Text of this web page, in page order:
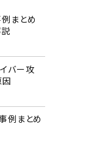
まとめ
バー攻
例まとめ